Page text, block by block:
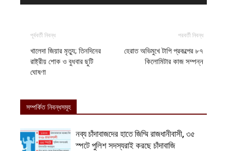
পূর্ববর্তী নিবন্ধ
খালেদা জিয়ার মৃত্যু; তিনদিনের
রাষ্ট্রীয় শোক ও বুধবার ছুটি
ঘোষণা
পরবর্তী নিবন্ধ
হেরাত অভিমুখে টাপি প্রকল্পের ৮৭
কিলোমিটার কাজ সম্পন্ন
সম্পর্কিত নিবন্ধসমূহ
নব্য চাঁদাবাজদের হাতে জিম্মি রাজধানীবাসী, ৩৫
স্পটে পুলিশ সদস্যরাই করছে চাঁদাবাজি